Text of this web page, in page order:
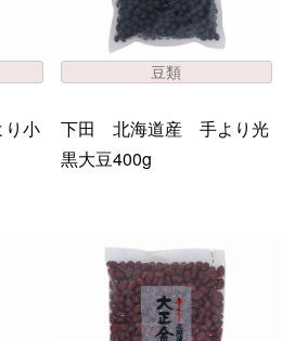
小
豆類
下田 北海道産 手より光
黒大豆400g